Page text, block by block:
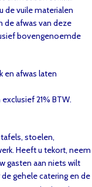
de vuile materialen
de afwas van deze
bovengenoemde
en afwas laten
21% BTW.
stoelen,
Heeft u tekort, neem
gasten aan niets wilt
gehele catering en de